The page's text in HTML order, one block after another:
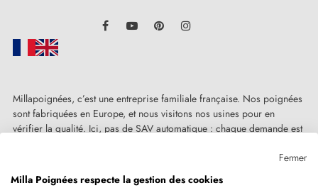
FacebookYouTube Pinterest
Millapoignées, c’est une entreprise familiale française. Nos poignées
sont fabriquées en Europe, et nous visitons nos usines pour en
vérifier la qualité. Ici, pas de SAV automatique : chaque demande est
Fermer
Milla Poignées respecte la gestion des cookies